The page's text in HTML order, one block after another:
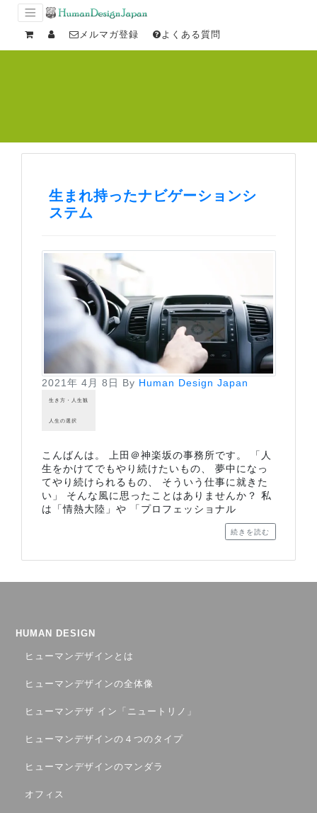
メルマガ登録 よくある質問
生まれ持ったナビゲーションシ
ステム
2021年 4月 8日 By Human Design Japan
生き方・人生観
人生の選択
こんばんは。 上田＠神楽坂の事務所です。 「人
生をかけてでもやり続けたいもの、 夢中になっ
てやり続けられるもの、 そういう仕事に就きた
い」 そんな風に思ったことはありませんか？ 私
は「情熱大陸」や 「プロフェッショナル
続きを読む
HUMAN DESIGN
ヒューマンデザインとは
ヒューマンデザインの全体像
ヒューマンデザ イン「ニュートリノ」
ヒューマンデザインの４つのタイプ
ヒューマンデザインのマンダラ
オフィス